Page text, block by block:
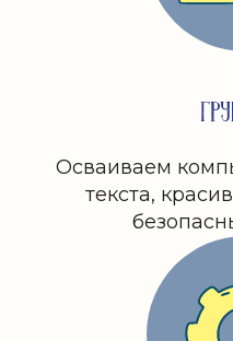
Осваиваем
текста,